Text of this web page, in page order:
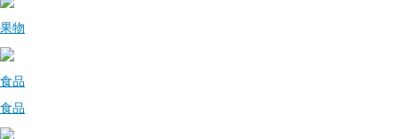
果物
食品
食品